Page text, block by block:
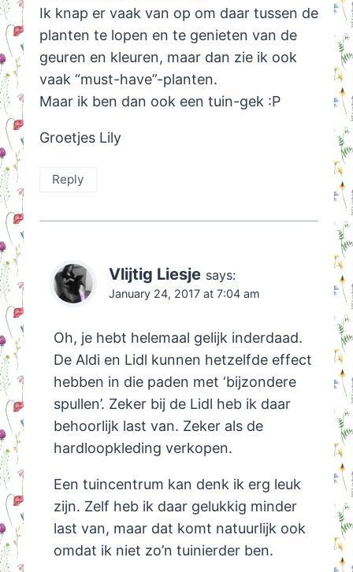
Ik knap er vaak van op om daar tussen de
planten te lopen en te genieten van de
geuren en kleuren, maar dan zie ik ook
vaak “must-have”-planten.
Maar ik ben dan ook een tuin-gek :P
Groetjes Lily
Reply
Vlijtig Liesje says:
January 24, 2017 at 7:04 am
Oh, je hebt helemaal gelijk inderdaad.
De Aldi en Lidl kunnen hetzelfde effect
hebben in die paden met ‘bijzondere
spullen’. Zeker bij de Lidl heb ik daar
behoorlijk last van. Zeker als de
hardloopkleding verkopen.
Een tuincentrum kan denk ik erg leuk
zijn. Zelf heb ik daar gelukkig minder
last van, maar dat komt natuurlijk ook
omdat ik niet zo’n tuinierder ben.